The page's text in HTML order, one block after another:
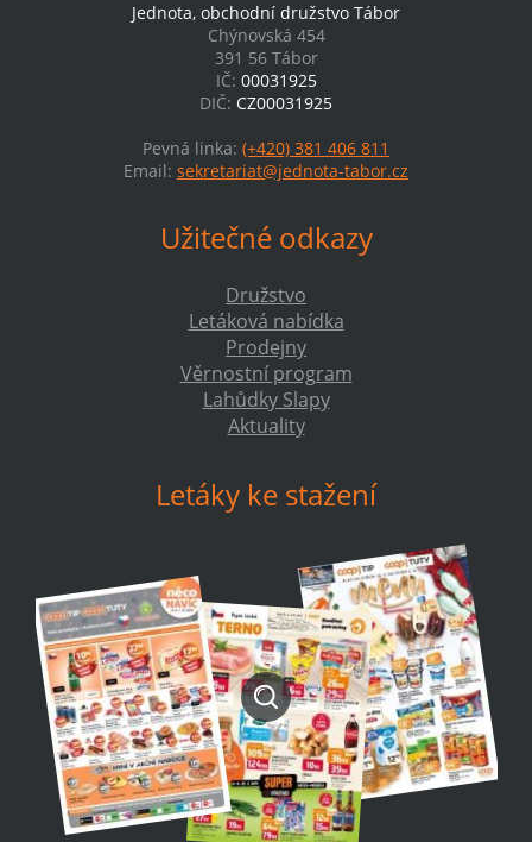
Jednota, obchodní družstvo Tábor
Chýnovská 454
391 56 Tábor
IČ: 00031925
DIČ: CZ00031925
Pevná linka: (+420) 381 406 811
Email: sekretariat@jednota-tabor.cz
Užitečné odkazy
Družstvo
Letáková nabídka
Prodejny
Věrnostní program
Lahůdky Slapy
Aktuality
Letáky ke stažení